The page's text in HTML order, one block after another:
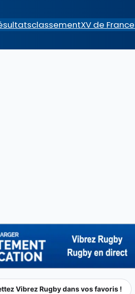
classementXV de France
Vibrez Rugby dans vos favoris !